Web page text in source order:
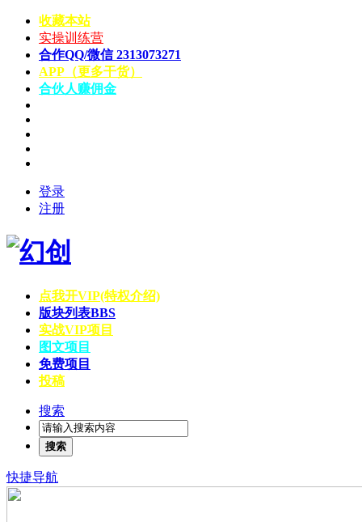
收藏本站
实操训练营
合作QQ/微信 2313073271
APP（更多干货）
合伙人赚佣金
登录
注册
点我开VIP(特权介绍)
版块列表BBS
实战VIP项目
图文项目
免费项目
投稿
搜索
搜索
快捷导航